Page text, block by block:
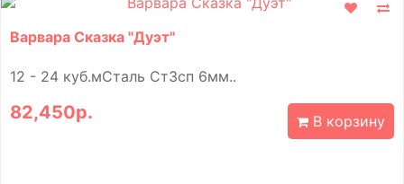
Варвара Сказка "Дуэт"
12 - 24 куб.мСталь Ст3сп 6мм..
82,450р. В корзину